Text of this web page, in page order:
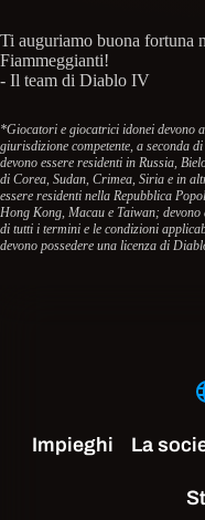
Ti auguriamo buona fortuna
Fiammeggianti!
- Il team di Diablo IV
*Giocatori e giocatrici idonei devono
giurisdizione competente, a seconda
devono essere residenti in Russia,
di Corea, Sudan, Crimea, Siria e in
essere residenti nella Repubblica
Hong Kong, Macau e Taiwan;
di tutti i termini e le condizioni
devono possedere una licenza di